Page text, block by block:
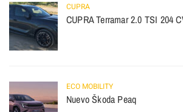
CUPRA
CUPRA Terramar 2.0 TSI 204
ECO MOBILITY
Nuevo Škoda Peaq